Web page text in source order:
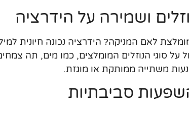
ושמירה על הידרציה
לאם המניקה? הידרציה נכונה חיונית
על סוגי הנוזלים המומלצים, כמו מים, תה
משתייה ממותקת או מוגזת.
סביבתיות